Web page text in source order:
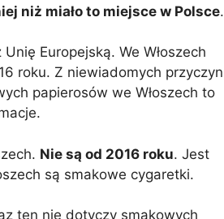
niż miało to miejsce w Polsce.
Europejską. We Włoszech
roku. Z niewiadomych przyczyn
papierosów we Włoszech to
Nie są od 2016 roku. Jest
są smakowe cygaretki.
ten nie dotyczy smakowych